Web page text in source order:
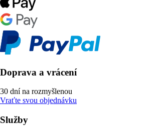
Doprava a vrácení
30 dní na rozmyšlenou
Vraťte svou objednávku
Služby